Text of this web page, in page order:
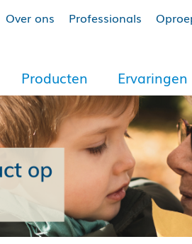
Over ons Professionals
Producten Ervaringen